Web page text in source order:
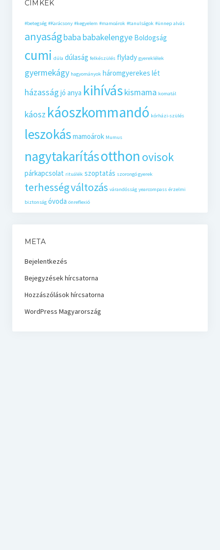
CÍMKÉK
#betegség #Karácsony #kegyelem #mamoárok #tanulságok #ünnep alvás
anyaságbaba babakelengye Boldogság
cumi dúla dúlaság felkészülés flylady gyereklélek
gyermekágy hagyományok háromgyerekes lét
házasság jó anya kihíváskismama komatál
káosz káoszkommandó kórházi-szülés
leszokásmamoárok Mumus
nagytakarításotthon ovisok
párkapcsolat rituálék szoptatás szorongó gyerek
terhességváltozás várandósság yearcompass érzelmi
biztonság óvoda önreflexió
META
Bejelentkezés
Bejegyzések hírcsatorna
Hozzászólások hírcsatorna
WordPress Magyarország